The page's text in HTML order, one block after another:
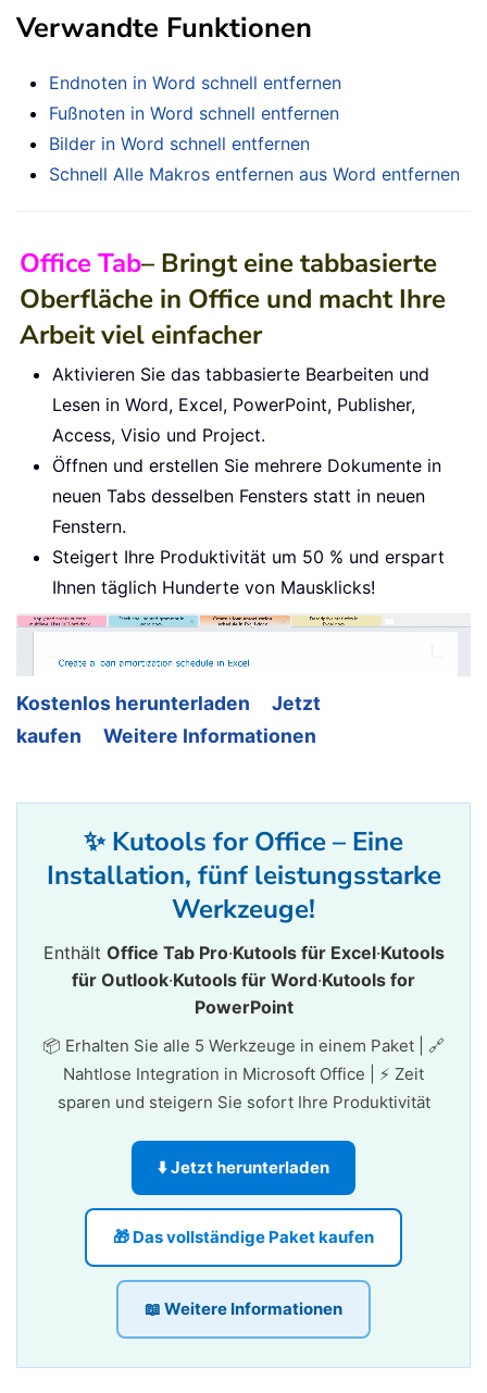
Verwandte Funktionen
Endnoten in Word schnell entfernen
Fußnoten in Word schnell entfernen
Bilder in Word schnell entfernen
Schnell Alle Makros entfernen aus Word entfernen
Office Tab– Bringt eine tabbasierte
Oberfläche in Office und macht Ihre
Arbeit viel einfacher
Aktivieren Sie das tabbasierte Bearbeiten und
Lesen in Word, Excel, PowerPoint, Publisher,
Access, Visio und Project.
Öffnen und erstellen Sie mehrere Dokumente in
neuen Tabs desselben Fensters statt in neuen
Fenstern.
Steigert Ihre Produktivität um 50 % und erspart
Ihnen täglich Hunderte von Mausklicks!
Kostenlos herunterladen
Jetzt
kaufen
Weitere Informationen
✨ Kutools for Office – Eine
Installation, fünf leistungsstarke
Werkzeuge!
Enthält Office Tab Pro·Kutools für Excel·Kutools
für Outlook·Kutools für Word·Kutools for
PowerPoint
📦 Erhalten Sie alle 5 Werkzeuge in einem Paket | 🔗
Nahtlose Integration in Microsoft Office | ⚡ Zeit
sparen und steigern Sie sofort Ihre Produktivität
⬇️ Jetzt herunterladen
🎁 Das vollständige Paket kaufen
📖 Weitere Informationen